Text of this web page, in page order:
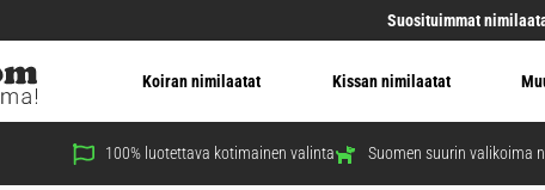
Suosituimmat
Koiran nimilaatat Kissan nimilaatat
100% luotettava kotimainen valinta Suomen suurin valikoima